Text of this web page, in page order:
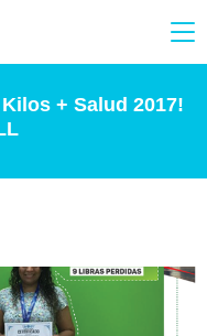
+ Salud 2017!